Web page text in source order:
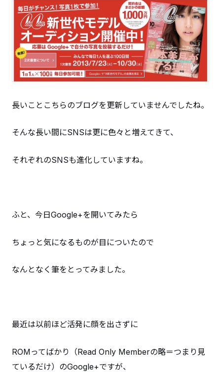
長いことこちらのブログを更新していませんでしたね。
そんな長い間にSNSは更に色々と増えてきて、
それぞれのSNSも進化していますね。
ふと、今日Google+を開いてみたら
ちょっと気になるものが目についたので
なんとなく筆をとってみました。
最近は以前ほど活発に顔を出さずに
ROMってばかり（Read Only Memberの略＝つまり見
ているだけ）のGoogle+ですが、